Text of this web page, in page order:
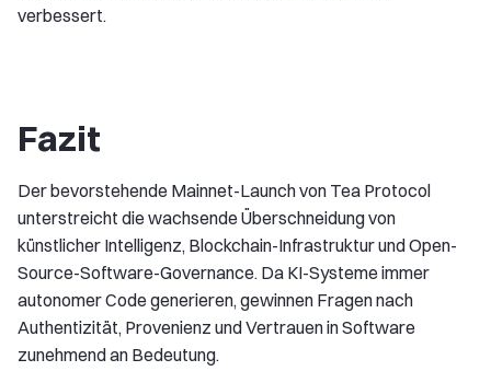
verbessert.
Fazit
Der bevorstehende Mainnet-Launch von Tea Protocol
unterstreicht die wachsende Überschneidung von
künstlicher Intelligenz, Blockchain-Infrastruktur und Open-
Source-Software-Governance. Da KI-Systeme immer
autonomer Code generieren, gewinnen Fragen nach
Authentizität, Provenienz und Vertrauen in Software
zunehmend an Bedeutung.